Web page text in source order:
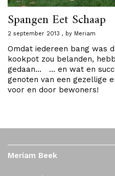
Spangen Eet Schaap
2 september 2013 by Meriam
Omdat iedereen bang was
kookpot zou belanden,
gedaan… … en wat en
genoten van een gezellige
voor en door bewoners!
Meriam Beek